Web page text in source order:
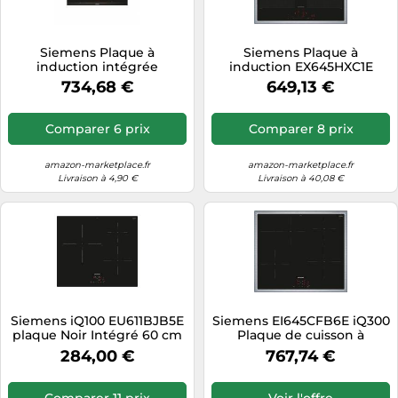
Siemens Plaque à
induction intégrée
EH775LDC1E Noir 14,5 cm
1400/2200 W
734,68 €
Comparer 6 prix
amazon-marketplace.fr
Livraison à 4,90 €
Siemens Plaque à
induction EX645HXC1E
iQ700 – 60 cm noire,
TouchSlider, capteur de
cuisson Pro
649,13 €
Comparer 8 prix
amazon-marketplace.fr
Livraison à 40,08 €
Siemens iQ100 EU611BJB5E
plaque Noir Intégré 60 cm
Plaque avec zone à
induction 3 zone(s)
284,00 €
Siemens EI645CFB6E iQ300
Plaque de cuisson à
induction, 60 cm, avec
contrôle de la cuisinière,
powerInduction, cuisson
767,74 €